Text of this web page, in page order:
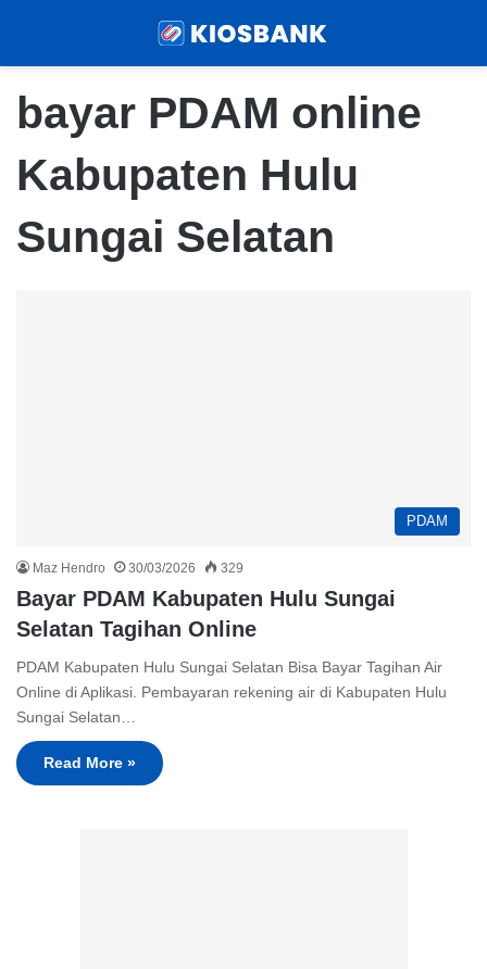
bayar PDAM online
Kabupaten Hulu
Sungai Selatan
PDAM
Maz Hendro 30/03/2026 329
Bayar PDAM Kabupaten Hulu Sungai
Selatan Tagihan Online
PDAM Kabupaten Hulu Sungai Selatan Bisa Bayar Tagihan Air
Online di Aplikasi. Pembayaran rekening air di Kabupaten Hulu
Sungai Selatan…
Read More »